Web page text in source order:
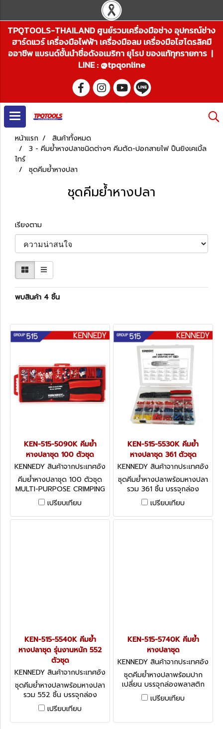
TPQTOOLS-THAILAND ศูนย์รวมเครื่องมือช่าง อุปกรณ์ช่าง
ฮาร์ดแวร์ เครื่องมือไฟฟ้า เครื่องมือลม เครื่องมือไฮโดรลิคมื
ออาชีพ แบรนด์ชั้นนำชื่อดังอเมริกา ยุโรป ของแท้ทุกรายการ |
LINE : @tpqonline
หน้าแรก
สินค้าทั้งหมด
3 - คีมย้ำหางปลาชนิดต่างๆ คีมตัด-ปอกสายไฟ ปืนยิงเคเบิ้ล
ไทร์
ชุดคีมย้ำหางปลา
ชุดคีมย้ำหางปลา
เรียงตาม
พบสินค้า 4 ชิ้น
KEN-515-5090K คีมย้ำ
หางปลาชุด 100 ตัวชุด
KENNEDY สินค้าจากประเทศอัง
กฤษ KEN-515-5090K
คีมย้ำหางปลาชุด 100 ตัวชุด
MULTI-PURPOSE CRIMPING
KIT
เปรียบเทียบ
KEN-515-5530K คีมย้ำ
หางปลาชุด 361 ตัวชุด
KENNEDY สินค้าจากประเทศอัง
กฤษ KEN-515-5530K
ชุดคีมย้ำหางปลาพร้อมหางปลา
รวม 361 ชิ้น บรรจุกล่อง
พลาสติก ASSORTED
TERMINALS & CRIMPING
TOOL 361-PCE
เปรียบเทียบ
KEN-515-5540K คีมย้ำ
หางปลาชุด รุ่นงานหนัก 552
ตัวชุด
KENNEDY สินค้าจากประเทศอัง
กฤษ KEN-515-5540K
ชุดคีมย้ำหางปลาพร้อมหางปลา
รวม 552 ชิ้น บรรจุกล่อง
พลาสติก Kennedy Heavy
Duty Ratchet Crimping Tool
Kit
เปรียบเทียบ
KEN-515-5740K คีมย้ำ
หางปลาชุด
KENNEDY สินค้าจากประเทศอัง
กฤษ KEN-515-5740K
ชุดคีมย้ำหางปลาพร้อมปาก
เปลี่ยน บรรจุกล่องพลาสติก
Crimping Tools - KRC07 7
Jaw Ratchet Crimping Tool
เปรียบเทียบ